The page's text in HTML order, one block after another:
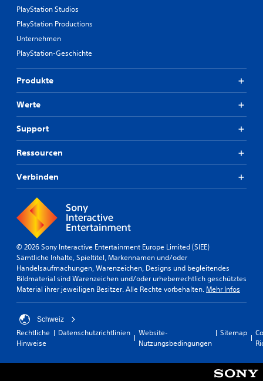
PlayStation Studios
PlayStation Productions
Unternehmen
PlayStation-Geschichte
Produkte
Werte
Support
Ressourcen
Verbinden
© 2026 Sony Interactive Entertainment Europe Limited (SIEE)
Sämtliche Inhalte, Spieltitel, Markennamen und/oder
Handelsaufmachungen, Warenzeichen, Designs und begleitendes
Bildmaterial sind Warenzeichen und/oder urheberrechtlich geschütztes
Material ihrer jeweiligen Besitzer. Alle Rechte vorbehalten. Mehr Infos
Schweiz
Rechtliche
Hinweise
Datenschutzrichtlinien
Website-
Nutzungsbedingungen
Sitemap